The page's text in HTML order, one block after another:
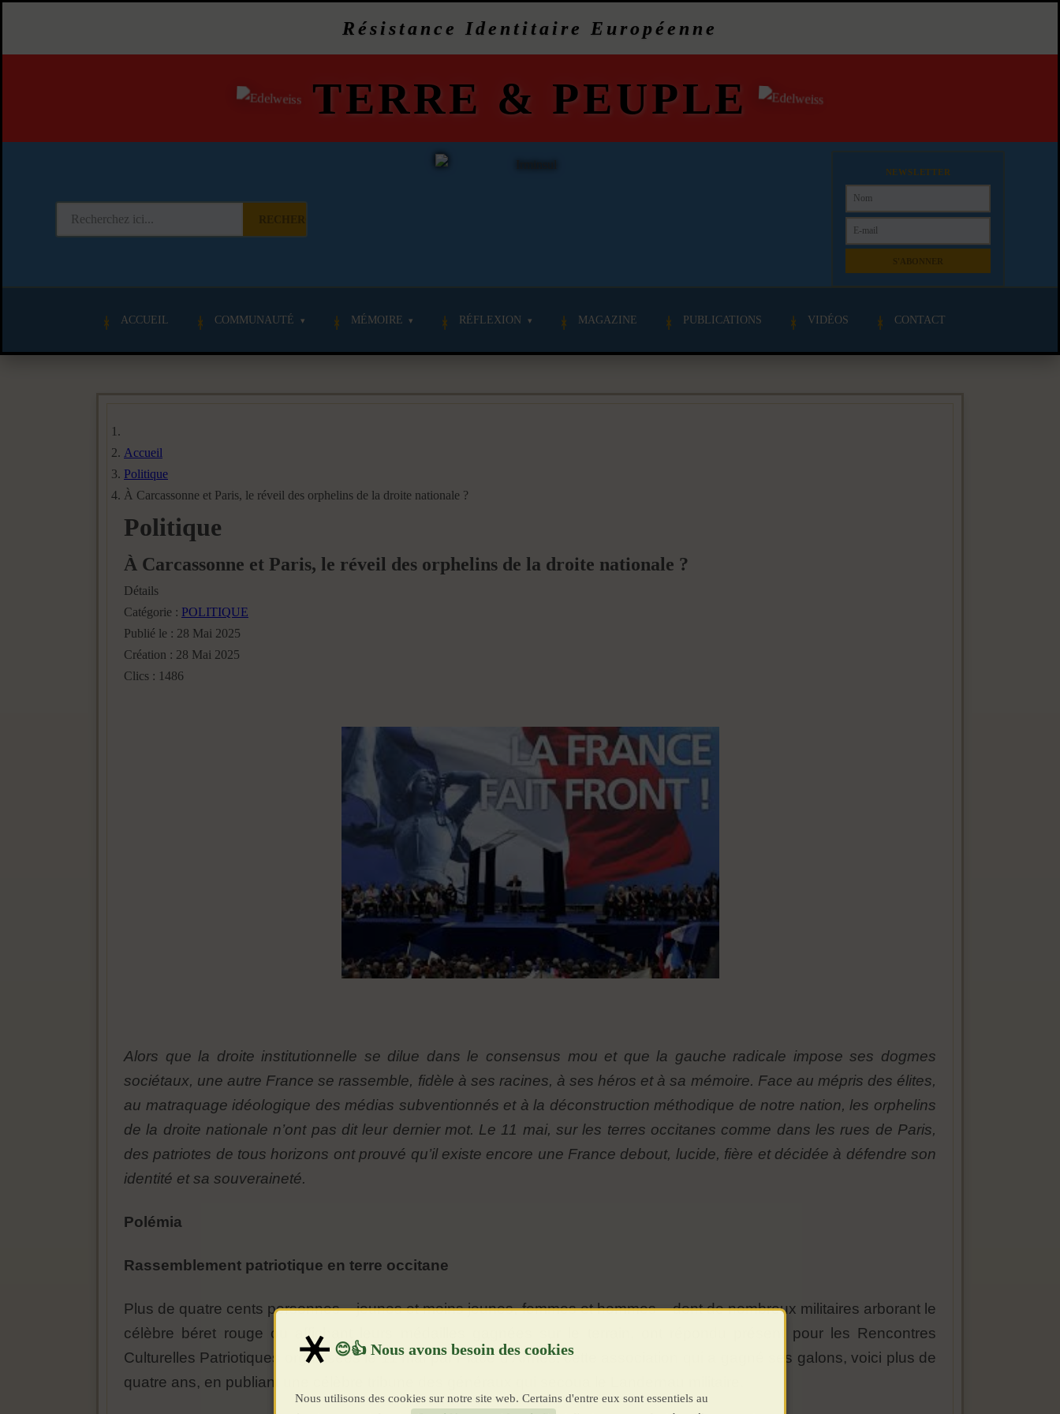
Résistance Identitaire Européenne
TERRE & PEUPLE
NEWSLETTER
ACCUEIL COMMUNAUTÉ MÉMOIRE RÉFLEXION MAGAZINE PUBLICATIONS VIDÉOS CONTACT
Accueil
Politique
À Carcassonne et Paris, le réveil des orphelins de la droite nationale ?
Politique
À Carcassonne et Paris, le réveil des orphelins de la droite nationale ?
Détails
Catégorie : POLITIQUE
Publié le : 28 Mai 2025
Création : 28 Mai 2025
Clics : 1486
Alors que la droite institutionnelle se dilue dans le consensus mou et que la gauche radicale impose ses dogmes
sociétaux, une autre France se rassemble, fidèle à ses racines, à ses héros et à sa mémoire. Face au mépris des élites,
au matraquage idéologique des médias subventionnés et à la déconstruction méthodique de notre nation, les orphelins
de la droite nationale n’ont pas dit leur dernier mot. Le 11 mai, sur les terres occitanes comme dans les rues de Paris,
des patriotes de tous horizons ont prouvé qu’il existe encore une France debout, lucide, fière et décidée à défendre son
identité et sa souveraineté.
Polémia
Rassemblement patriotique en terre occitane
Plus de quatre cents personnes – jeunes et moins jeunes, femmes et hommes – dont de nombreux militaires arborant le
célèbre béret rouge ou affichant leurs médailles gagnées sur le terrain, ont répondu présent pour les Rencontres
Culturelles Patriotiques organisées le 11 mai par Place d’Armes, cette association qui a gagné ses galons, voici plus de
quatre ans, en publiant une célèbre tribune des généraux qui secoua le Landernau militaire.
Nous utilisons des cookies sur notre site web. Certains d'entre eux sont essentiels au